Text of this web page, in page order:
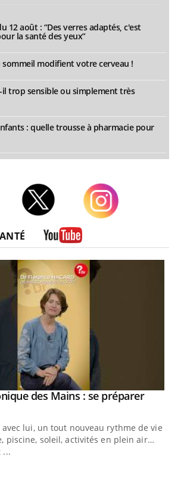
12 août : “Des verres adaptés, c'est
la santé des yeux”
sommeil modifient votre cerveau !
trop sensible ou simplement très
: quelle trousse à pharmacie pour
des Mains : se préparer
lui, un tout nouveau rythme de vie !
piscine, soleil, activités en plein air…
...